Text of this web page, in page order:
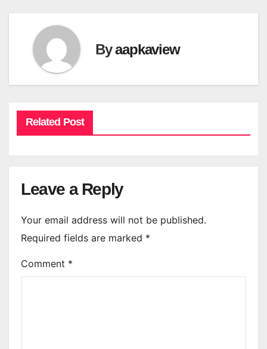
Byaapkaview
Related Post
Leave a Reply
Your email address will not be published.
Required fields are marked *
Comment *